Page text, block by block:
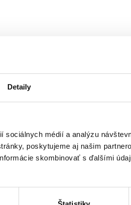
Detaily
sociálnych médií a analýzu
poskytujeme aj našim
skombinovať s ďalšími